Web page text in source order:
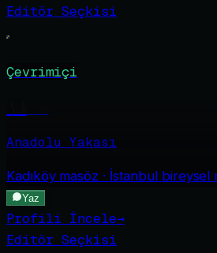
Editör Seçkisi
Çevrimiçi
Anadolu Yakası
Kadıköymasöz · İstanbul bireysel
Yaz
Profili İncele→
Editör Seçkisi